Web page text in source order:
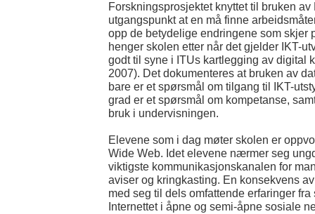
Forskningsprosjektet knyttet til bruken av
utgangspunkt at en må finne
opp de betydelige endringene som skjer
henger skolen etter når det gjelder IKT-
godt til syne i ITUs kartlegging av digital
2007). Det dokumenteres at bruken av
bare er et spørsmål om tilgang til IKT-
grad er et spørsmål om kompetanse,
bruk i undervisningen.
Elevene som i dag møter skolen er
Wide Web. Idet elevene nærmer seg
viktigste kommunikasjonskanalen for
aviser og kringkasting. En konsekvens
med seg til dels omfattende erfaringer
Internettet i åpne og semi-åpne sosiale